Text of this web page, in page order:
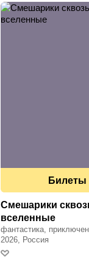
Смешарики
вселенные
фантастика,
2026, Россия
Билеты